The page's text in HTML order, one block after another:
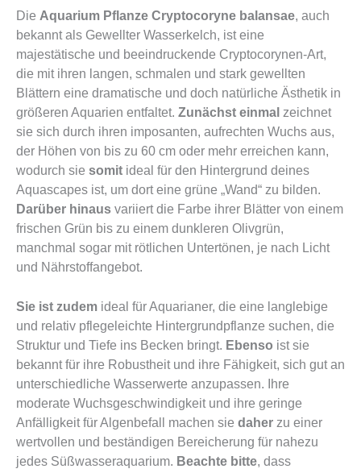
Die Aquarium Pflanze Cryptocoryne balansae, auch
bekannt als Gewellter Wasserkelch, ist eine
majestätische und beeindruckende Cryptocorynen-Art,
die mit ihren langen, schmalen und stark gewellten
Blättern eine dramatische und doch natürliche Ästhetik in
größeren Aquarien entfaltet. Zunächst einmal zeichnet
sie sich durch ihren imposanten, aufrechten Wuchs aus,
der Höhen von bis zu 60 cm oder mehr erreichen kann,
wodurch sie somit ideal für den Hintergrund deines
Aquascapes ist, um dort eine grüne „Wand“ zu bilden.
Darüber hinaus variiert die Farbe ihrer Blätter von einem
frischen Grün bis zu einem dunkleren Olivgrün,
manchmal sogar mit rötlichen Untertönen, je nach Licht
und Nährstoffangebot.
Sie ist zudem ideal für Aquarianer, die eine langlebige
und relativ pflegeleichte Hintergrundpflanze suchen, die
Struktur und Tiefe ins Becken bringt. Ebenso ist sie
bekannt für ihre Robustheit und ihre Fähigkeit, sich gut an
unterschiedliche Wasserwerte anzupassen. Ihre
moderate Wuchsgeschwindigkeit und ihre geringe
Anfälligkeit für Algenbefall machen sie daher zu einer
wertvollen und beständigen Bereicherung für nahezu
jedes Süßwasseraquarium. Beachte bitte, dass